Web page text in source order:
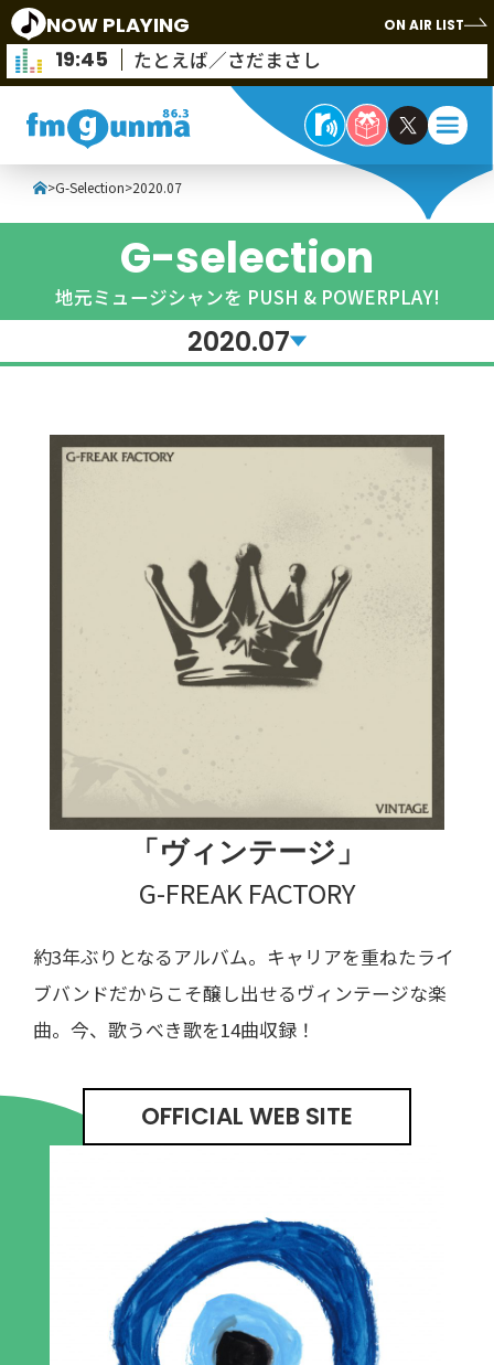
NOW PLAYING ON AIR LIST
19:45 たとえば／さだまさし
>G-Selection>2020.07
G-selection
地元ミュージシャンを PUSH & POWERPLAY!
2020.07
「ヴィンテージ」
G-FREAK FACTORY
約3年ぶりとなるアルバム。キャリアを重ねたライ
ブバンドだからこそ醸し出せるヴィンテージな楽
曲。今、歌うべき歌を14曲収録！
OFFICIAL WEB SITE